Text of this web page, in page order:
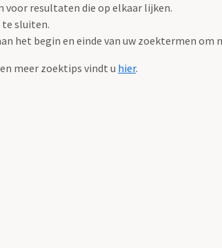
voor resultaten die op elkaar lijken.
sluiten.
het begin en einde van uw zoektermen om
meer zoektips vindt u hier.